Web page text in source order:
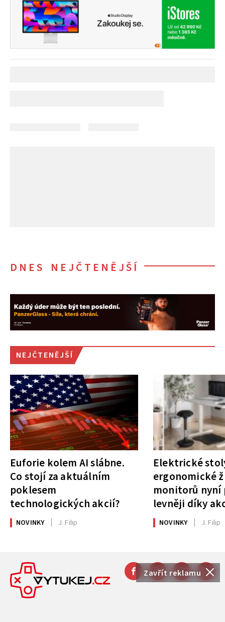
Zavřít reklamu
DNES NEJČTENĚJŠÍ
NEJČTENĚJŠÍ
Euforie kolem AI slábne.
Co stojí za aktuálním
poklesem
technologických akcií?
NOVINKY J. Filip
Elektrické
ergonomické
monitorů
levněji díky
NOVINKY J. Filip